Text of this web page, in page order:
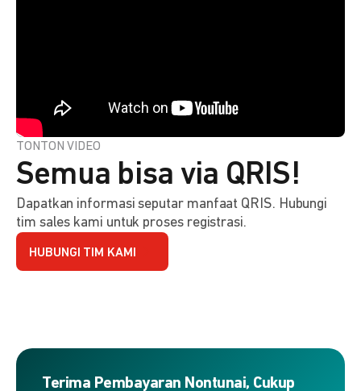
TONTON VIDEO
Semua bisa via QRIS!
Dapatkan informasi seputar manfaat QRIS. Hubungi
tim sales kami untuk proses registrasi.
HUBUNGI TIM KAMI
Terima Pembayaran Nontunai, Cukup